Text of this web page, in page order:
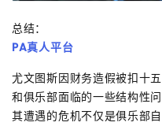
总结：
PA真人平台
尤文图斯因财务造假被扣十
和俱乐部面临的一些结构性
其遭遇的危机不仅是俱乐部